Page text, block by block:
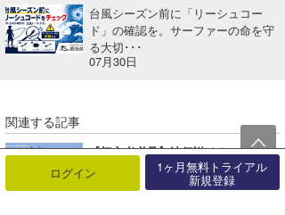
台風シーズン前に「リーシュコー
ド」の確認を。サーファーの命を守
る大切･･･
07月30日
関連する記事
【初心者必見】波伝説はカンタン！5分でわかる波チェック入門
2025年07月07日
ログイン 1ヶ月無料トライアル
新規登録